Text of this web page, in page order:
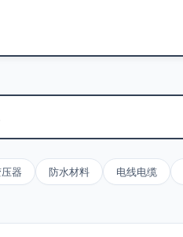
器 防水材料 电线电缆